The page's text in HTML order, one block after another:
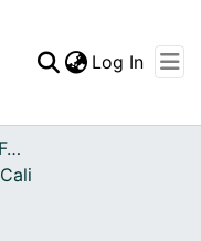
Statistics
Log In
Archivo del Patrimonio Fotográfico y Fílmico del Valle del Cauca
Cali